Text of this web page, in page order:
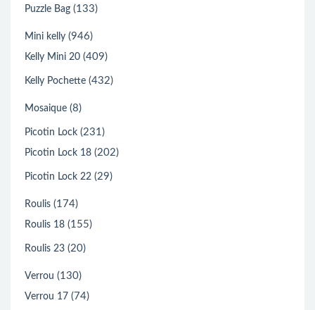
Puzzle Bag (133)
Mini kelly (946)
Kelly Mini 20 (409)
Kelly Pochette (432)
Mosaique (8)
Picotin Lock (231)
Picotin Lock 18 (202)
Picotin Lock 22 (29)
Roulis (174)
Roulis 18 (155)
Roulis 23 (20)
Verrou (130)
Verrou 17 (74)